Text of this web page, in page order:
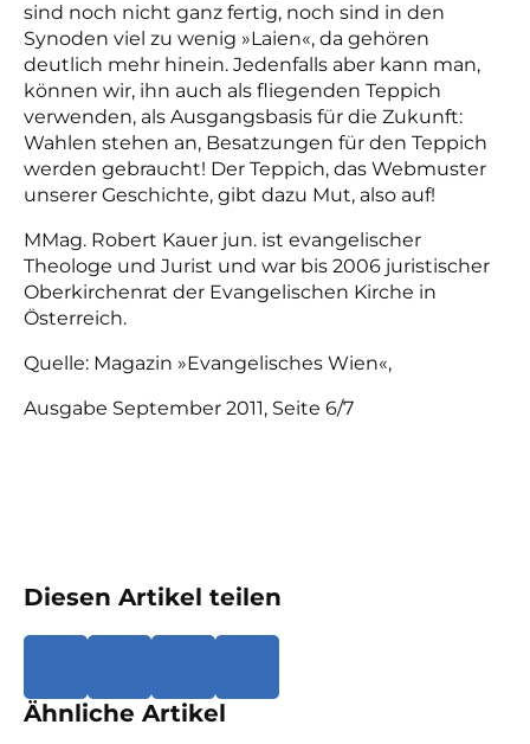
sind noch nicht ganz fertig, noch sind in den
Synoden viel zu wenig »Laien«, da gehören
deutlich mehr hinein. Jedenfalls aber kann man,
können wir, ihn auch als fliegenden Teppich
verwenden, als Ausgangsbasis für die Zukunft:
Wahlen stehen an, Besatzungen für den Teppich
werden gebraucht! Der Teppich, das Webmuster
unserer Geschichte, gibt dazu Mut, also auf!
MMag. Robert Kauer jun. ist evangelischer
Theologe und Jurist und war bis 2006 juristischer
Oberkirchenrat der Evangelischen Kirche in
Österreich.
Quelle: Magazin »Evangelisches Wien«,
Ausgabe September 2011, Seite 6/7
Diesen Artikel teilen
Ähnliche Artikel